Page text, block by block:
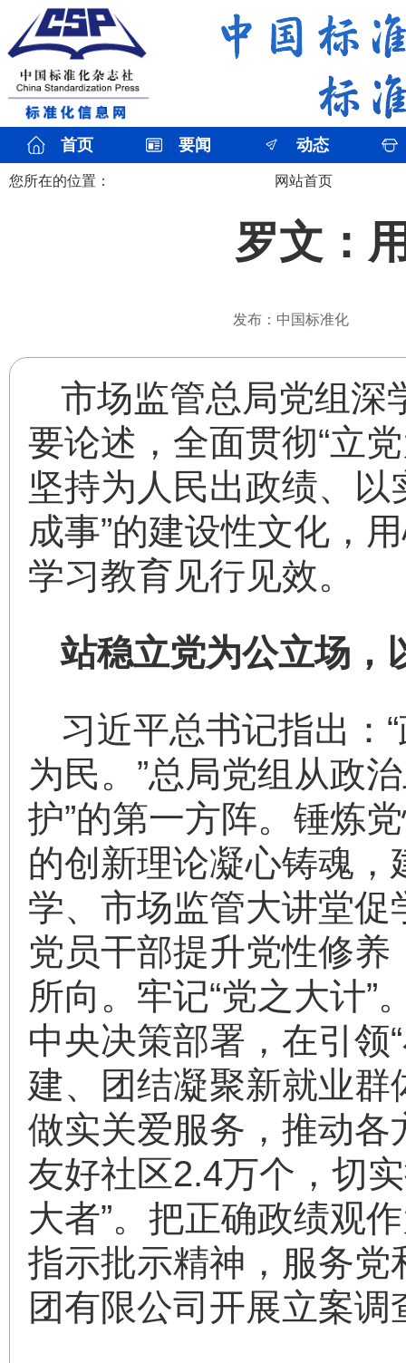
首页 要闻 动态
您所在的位置： 网站首页
罗文：
发布：中国标准化
市场监管总局党组深
要论述，全面贯彻“立
坚持为人民出政绩、以
成事”的建设性文化，
学习教育见行见效。
站稳立党为公立场，
习近平总书记指出：
为民。”总局党组从政
护”的第一方阵。锤炼
的创新理论凝心铸魂
学、市场监管大讲堂促
党员干部提升党性修养
所向。牢记“党之大计”
中央决策部署，在引领
建、团结凝聚新就业
做实关爱服务，推动各
友好社区2.4万个，切
大者”。把正确政绩观
指示批示精神，服务
团有限公司开展立案